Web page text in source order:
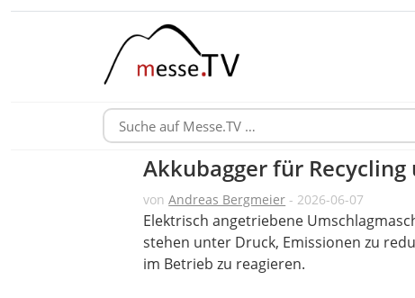
Akkubagger für
vonAndreas Bergmeier - 2026-06-07
Elektrisch angetriebene
stehen unter Druck, Emissionen zu
im Betrieb zu reagieren.